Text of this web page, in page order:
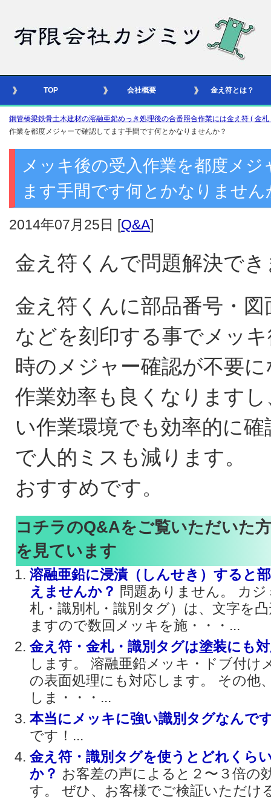
TOP 会社概要 金え符とは？
鋼管橋梁鉄骨土木建材の溶融亜鉛めっき処理後の合番照合作業には金え符 ( 金
作業を都度メジャーで確認してます手間です何とかなりませんか？
メッキ後の受入作業を都度メジ
ます手間です何とかなりません
2014年07月25日 [Q&A]
金え符くんで問題解決で
金え符くんに部品番号・図
などを刻印する事でメッ
時のメジャー確認が不要
作業効率も良くなります
い作業環境でも効率的に
で人的ミスも減ります。
おすすめです。
コチラのQ&Aをご覧いただいた
を見ています
溶融亜鉛に浸漬（しんせき）すると
えませんか？ 問題ありません。 カ
札・識別札・識別タグ）は、文字を
ますので数回メッキを施・・・...
金え符・金札・識別タグは塗装にも
します。 溶融亜鉛メッキ・ドブ付け
の表面処理にも対応します。 その他
しま・・・...
本当にメッキに強い識別タグなんで
です！...
金え符・識別タグを使うとどれくら
か？ お客差の声によると２〜３倍の
す。 ぜひ、お客様でご検証いただけ